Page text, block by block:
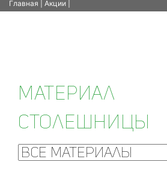
Главная Акции
Материал
столешницы